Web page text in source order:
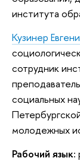
института
Кузинер
сотрудник
социальных
молодежных
Рабочий язык: